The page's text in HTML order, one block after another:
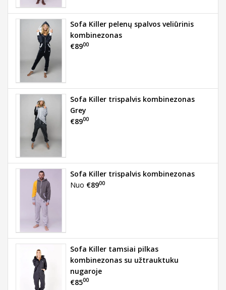
Sofa Killer pelenų spalvos veliūrinis
kombinezonas
€8900
Sofa Killer trispalvis kombinezonas
Grey
€8900
Sofa Killer trispalvis kombinezonas
Nuo €8900
Sofa Killer tamsiai pilkas
kombinezonas su užtrauktuku
nugaroje
€8500